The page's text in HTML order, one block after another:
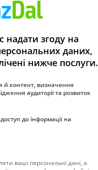
размещая
надати згоду на
даних,
нижче послуги.
й контент, визначення
аудиторії та розвиток
до інформації на
ваші персональні дані, а